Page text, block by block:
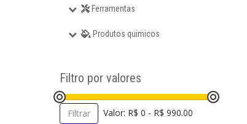
Ferramentas
Produtos quimicos
Filtro por valores
Filtrar Valor: R$ 0 - R$ 990.00